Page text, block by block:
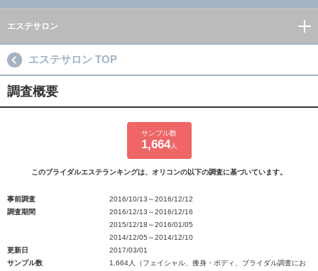
エステサロン
エステサロン TOP
調査概要
サンプル数
1,664人
このブライダルエステランキングは、オリコンの以下の調査に基づいています。
事前調査
2016/10/13～2016/12/12
調査期間
2016/12/13～2016/12/16
2015/12/18～2016/01/05
2014/12/05～2014/12/10
更新日
2017/03/01
サンプル数
1,664人（フェイシャル、痩身・ボディ、ブライダル調査にお